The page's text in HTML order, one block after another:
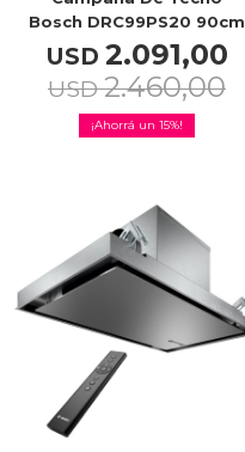
Bosch DRC99PS20 90cm
USD 2.091,00
USD 2.460,00
15